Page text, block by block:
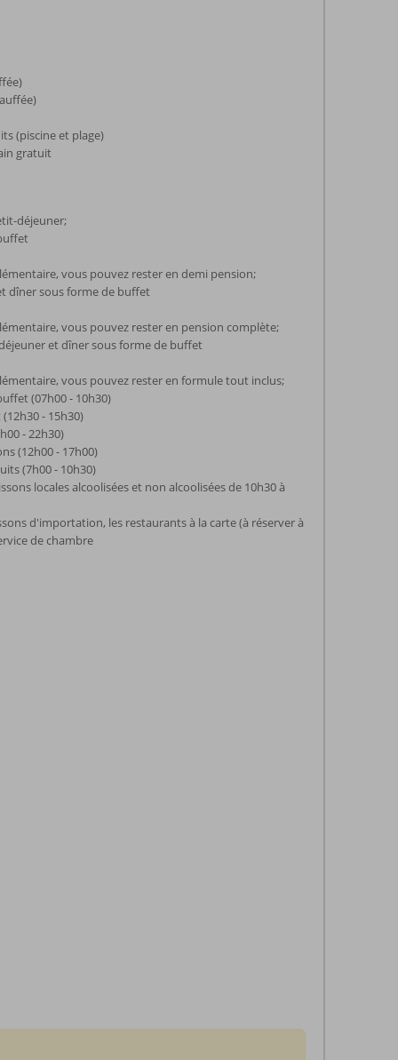
(piscine et plage)
gratuit
déjeuner;
vous pouvez rester en demi pension;
dîner sous forme de buffet
vous pouvez rester en pension complète;
et dîner sous forme de buffet
vous pouvez rester en formule tout inclus;
(07h00 - 10h30)
- 15h30)
- 22h30)
(12h00 - 17h00)
(7h00 - 10h30)
locales alcoolisées et non alcoolisées de 10h30 à
d'importation, les restaurants à la carte (à réserver à
de chambre